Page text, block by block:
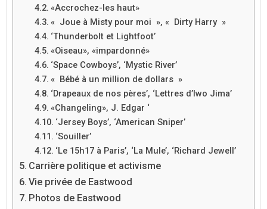
«Accrochez-les haut»
« Joue à Misty pour moi », « Dirty Harry »
‘Thunderbolt et Lightfoot’
«Oiseau», «impardonné»
‘Space Cowboys’, ‘Mystic River’
« Bébé à un million de dollars »
‘Drapeaux de nos pères’, ‘Lettres d’Iwo Jima’
«Changeling», J. Edgar ‘
‘Jersey Boys’, ‘American Sniper’
‘Souiller’
‘Le 15h17 à Paris’, ‘La Mule’, ‘Richard Jewell’
Carrière politique et activisme
Vie privée de Eastwood
Photos de Eastwood